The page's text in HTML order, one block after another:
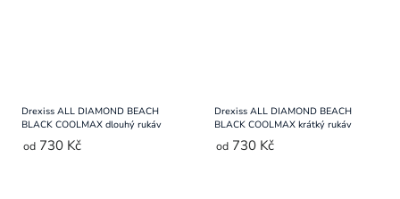
Drexiss ALL DIAMOND BEACH
BLACK COOLMAX dlouhý rukáv
od 730 Kč
Drexiss ALL DIAMOND BEACH
BLACK COOLMAX krátký rukáv
od 730 Kč